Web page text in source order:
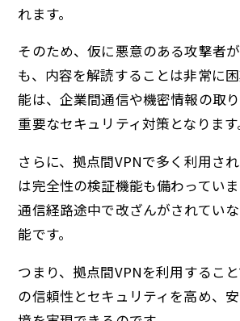
れます。
そのため、仮に悪意のある攻撃者
も、内容を解読することは非常に
能は、企業間通信や機密情報の取り
重要なセキュリティ対策となります
さらに、拠点間VPNで多く利用さ
は完全性の検証機能も備わっていま
通信経路途中で改ざんがされてい
能です。
つまり、拠点間VPNを利用するこ
の信頼性とセキュリティを高め、